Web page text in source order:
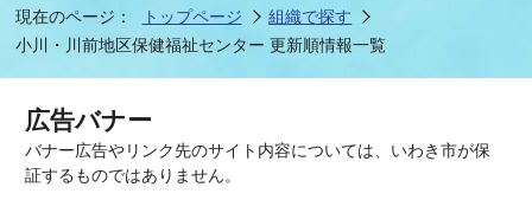
現在のページ： トップページ
組織で探す
小川・川前地区保健福祉センター 更新順情報一覧
広告バナー
バナー広告やリンク先のサイト内容については、いわき市が保
証するものではありません。